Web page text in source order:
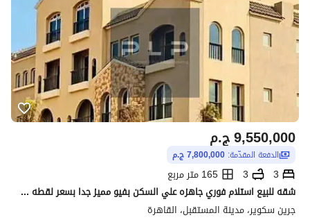
ج.م9,550,000
الدفعة المقدّمة: 7,800,000 ج.م
3
3
165 متر مربع
شقه للبيع استلام فوري جاهزه علي السكن بفيو مميز جدا بسعر لقطه في كمبوند جرين سكوير الاهلي صبور - المستقبل سيتي
جرين سكوير، مدينة المستقبل، القاهرة